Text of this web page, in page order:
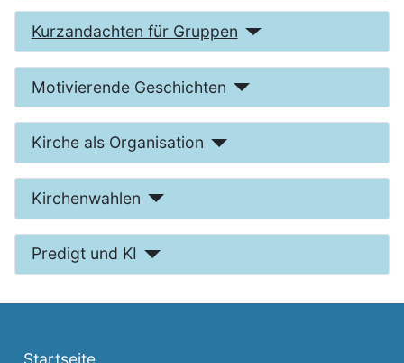
Kurzandachten für Gruppen
Motivierende Geschichten
Kirche als Organisation
Kirchenwahlen
Predigt und KI
Startseite